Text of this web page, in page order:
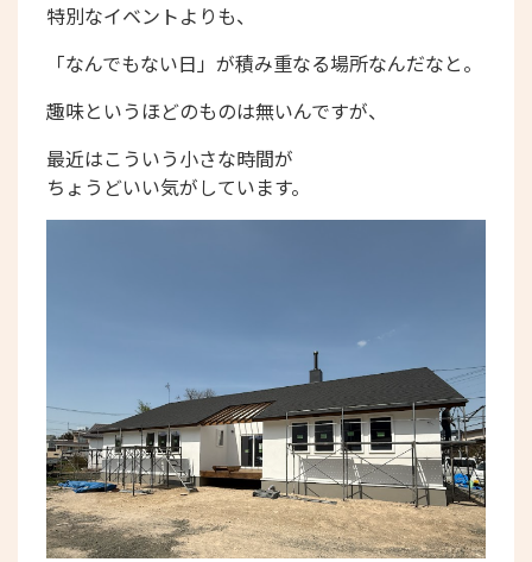
特別なイベントよりも、
「なんでもない日」が積み重なる場所なんだなと。
趣味というほどのものは無いんですが、
最近はこういう小さな時間が
ちょうどいい気がしています。